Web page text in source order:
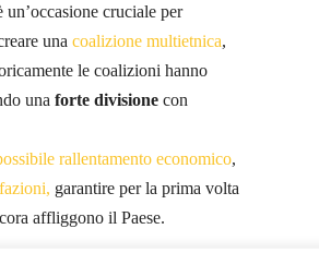
cruciale per
una coalizione multietnica,
le coalizioni hanno
una forte divisione con
rallentamento economico,
garantire per la prima volta
affliggono il Paese.